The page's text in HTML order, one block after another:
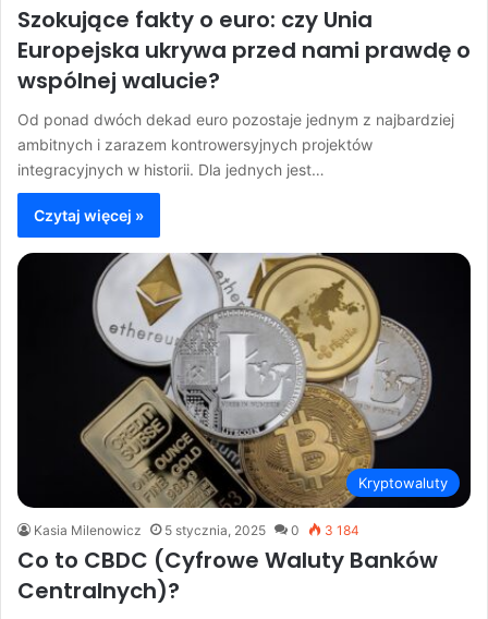
Szokujące fakty o euro: czy Unia
Europejska ukrywa przed nami prawdę o
wspólnej walucie?
Od ponad dwóch dekad euro pozostaje jednym z najbardziej
ambitnych i zarazem kontrowersyjnych projektów
integracyjnych w historii. Dla jednych jest…
Czytaj więcej »
Kryptowaluty
Kasia Milenowicz 5 stycznia, 2025 0 3 184
Co to CBDC (Cyfrowe Waluty Banków
Centralnych)?